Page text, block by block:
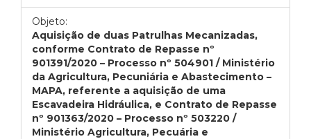
Objeto:
Aquisição de duas Patrulhas Mecanizadas,
conforme Contrato de Repasse nº
901391/2020 – Processo nº 504901 / Ministério
da Agricultura, Pecuniária e Abastecimento –
MAPA, referente a aquisição de uma
Escavadeira Hidráulica, e Contrato de Repasse
nº 901363/2020 – Processo nº 503220 /
Ministério Agricultura, Pecuária e